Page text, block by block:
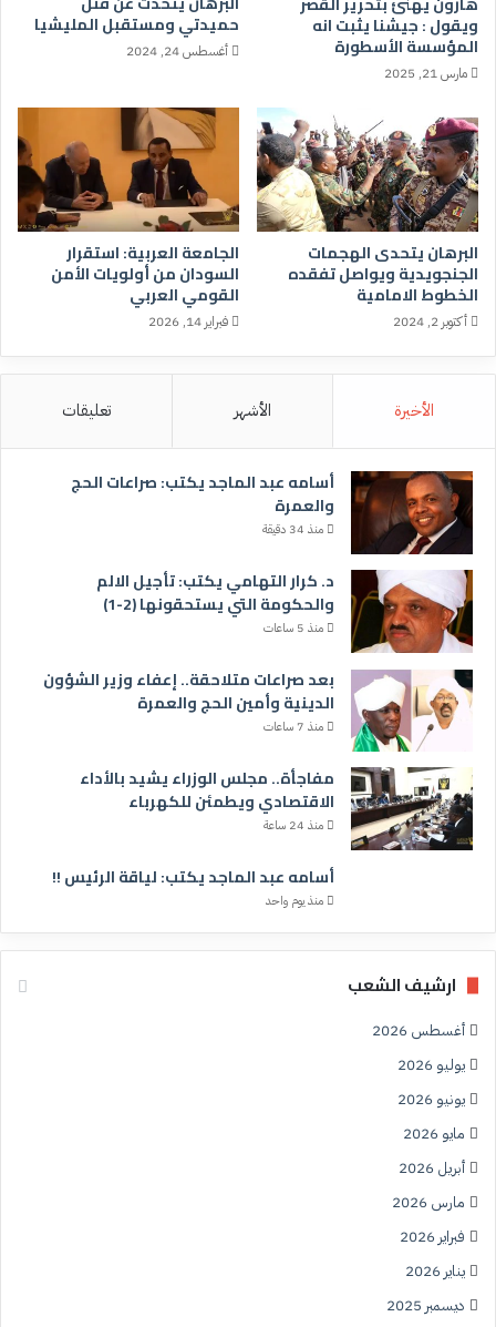
ويقول : جيشنا يثبت انه
المؤسسة الأسطورة
مارس 21, 2025
حميدتي ومستقبل المليشيا
أغسطس 24, 2024
البرهان يتحدى الهجمات
الجنجويدية ويواصل تفقده
الخطوط الامامية
أكتوبر 2, 2024
الجامعة العربية: استقرار
السودان من أولويات الأمن
القومي العربي
فبراير 14, 2026
الأخيرة الأشهر تعليقات
أسامه عبد الماجد يكتب: صراعات الحج
والعمرة
منذ 34 دقيقة
د. كرار التهامي يكتب: تأجيل الالم
والحكومة التي يستحقونها (2-1)
منذ 5 ساعات
بعد صراعات متلاحقة.. إعفاء وزير الشؤون
الدينية وأمين الحج والعمرة
منذ 7 ساعات
مفاجأة.. مجلس الوزراء يشيد بالأداء
الاقتصادي ويطمئن للكهرباء
منذ 24 ساعة
أسامه عبد الماجد يكتب: لياقة الرئيس !!
منذ يوم واحد
ارشيف الشعب
أغسطس 2026
يوليو 2026
يونيو 2026
مايو 2026
أبريل 2026
مارس 2026
فبراير 2026
يناير 2026
ديسمبر 2025